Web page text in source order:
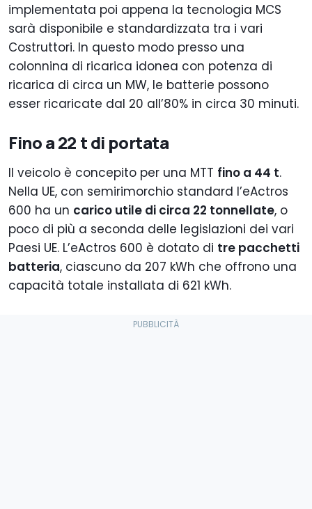
implementata poi appena la tecnologia MCS
sarà disponibile e standardizzata tra i vari
Costruttori. In questo modo presso una
colonnina di ricarica idonea con potenza di
ricarica di circa un MW, le batterie possono
esser ricaricate dal 20 all’80% in circa 30 minuti.
Fino a 22 t di portata
Il veicolo è concepito per una MTT fino a 44 t.
Nella UE, con semirimorchio standard l’eActros
600 ha un carico utile di circa 22 tonnellate, o
poco di più a seconda delle legislazioni dei vari
Paesi UE. L’eActros 600 è dotato di tre pacchetti
batteria, ciascuno da 207 kWh che offrono una
capacità totale installata di 621 kWh.